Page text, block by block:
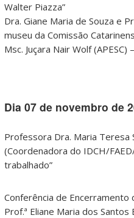
Walter Piazza”
Dra. Giane Maria de Souza e
museu da Comissão
Msc. Juçara Nair Wolf
Dia 07 de novembro de
Professora Dra. Maria Teresa
(Coordenadora do IDCH/
trabalhado”
Conferência de Encerramento
Prof.ª Eliane Maria dos